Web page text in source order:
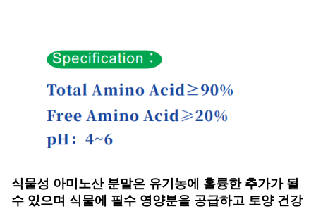
식물성 아미노산 분말은 유기농에 훌륭한 추가가 될
수 있으며 식물에 필수 영양분을 공급하고 토양 건강